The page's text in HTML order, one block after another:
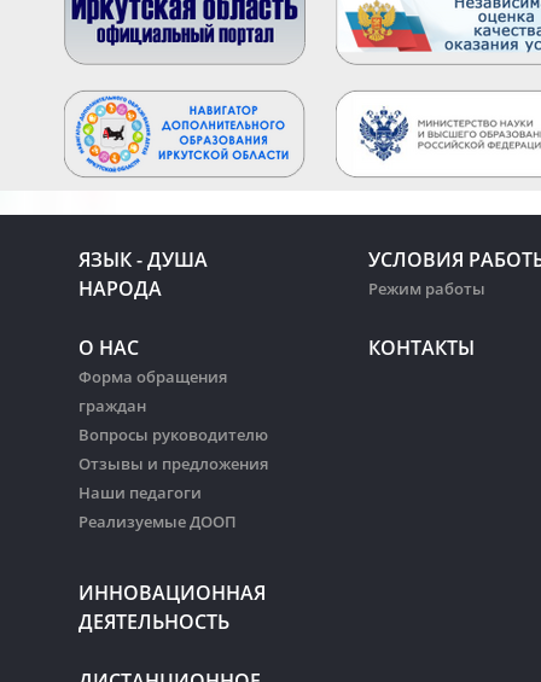
ЯЗЫК - ДУША
НАРОДА
О НАС
Форма обращения
граждан
Вопросы руководителю
Отзывы и предложения
Наши педагоги
Реализуемые ДООП
УСЛОВИЯ
Режим работы
КОНТАКТЫ
ИННОВАЦИОННАЯ
ДЕЯТЕЛЬНОСТЬ